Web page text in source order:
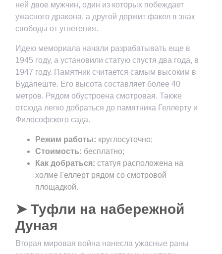
ней двое мужчин, один из которых побеждает
ужасного дракона, а другой держит факел в знак
свободы от угнетения.
Идею мемориала начали разрабатывать еще в
1945 году, а установили статую спустя два года, в
1947 году. Памятник считается самым высоким в
Будапеште. Его высота составляет более 40
метров. Рядом обустроена смотровая. Также
отсюда легко добраться до памятника Геллерту и
Философского сада.
Режим работы: круглосуточно;
Стоимость: бесплатно;
Как добраться: статуя расположена на
холме Геллерт рядом со смотровой
площадкой.
➤ Туфли на набережной
Дуная
Вторая мировая война нанесла ужасные раны